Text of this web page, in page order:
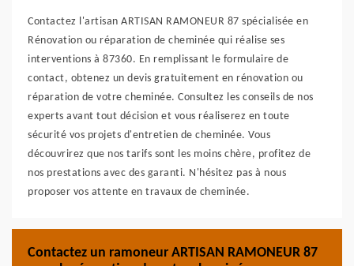
Contactez l'artisan ARTISAN RAMONEUR 87 spécialisée en
Rénovation ou réparation de cheminée qui réalise ses
interventions à 87360. En remplissant le formulaire de
contact, obtenez un devis gratuitement en rénovation ou
réparation de votre cheminée. Consultez les conseils de nos
experts avant tout décision et vous réaliserez en toute
sécurité vos projets d'entretien de cheminée. Vous
découvrirez que nos tarifs sont les moins chère, profitez de
nos prestations avec des garanti. N'hésitez pas à nous
proposer vos attente en travaux de cheminée.
Contactez un ramoneur ARTISAN RAMONEUR 87